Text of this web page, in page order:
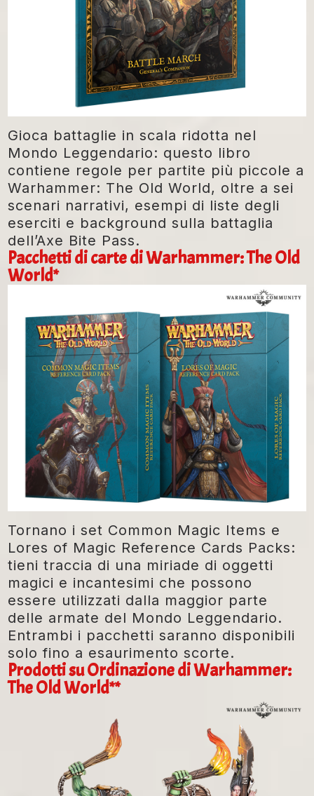
Gioca battaglie in scala ridotta nel
Mondo Leggendario: questo libro
contiene regole per partite più piccole a
Warhammer: The Old World, oltre a sei
scenari narrativi, esempi di liste degli
eserciti e background sulla battaglia
dell’Axe Bite Pass.
Pacchetti di carte di Warhammer: The Old
World*
Tornano i set Common Magic Items e
Lores of Magic Reference Cards Packs:
tieni traccia di una miriade di oggetti
magici e incantesimi che possono
essere utilizzati dalla maggior parte
delle armate del Mondo Leggendario.
Entrambi i pacchetti saranno disponibili
solo fino a esaurimento scorte.
Prodotti su Ordinazione di Warhammer:
The Old World**